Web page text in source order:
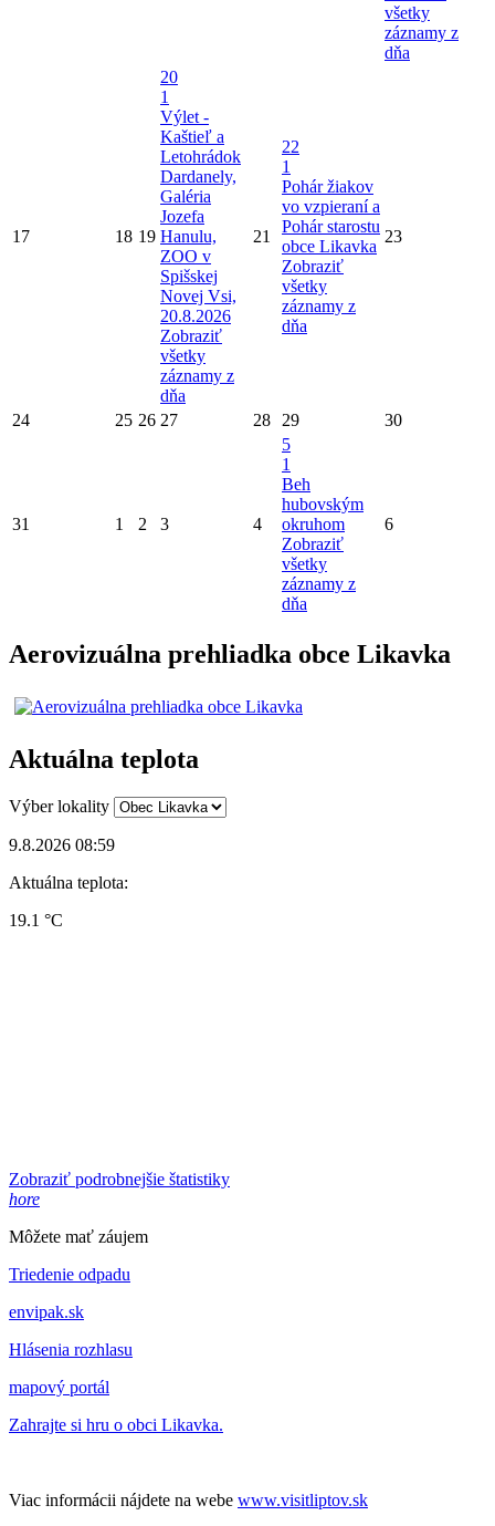
všetky
záznamy z
dňa
17 18 19
20
1
Výlet -
Kaštieľ a
Letohrádok
Dardanely,
Galéria
Jozefa
Hanulu,
ZOO v
Spišskej
Novej Vsi,
20.8.2026
Zobraziť
všetky
záznamy z
dňa
21
22
1
Pohár žiakov
vo vzpieraní a
Pohár starostu
obce Likavka
Zobraziť
všetky
záznamy z
dňa
23
24 25 26 27 28 29 30
31 1 2 3 4
5
1
Beh
hubovským
okruhom
Zobraziť
všetky
záznamy z
dňa
6
Aerovizuálna prehliadka obce Likavka
Aktuálna teplota
Výber lokality
9.8.2026 08:59
Aktuálna teplota:
19.1 °C
Zobraziť podrobnejšie štatistiky
hore
Môžete mať záujem
Triedenie odpadu
envipak.sk
Hlásenia rozhlasu
mapový portál
Zahrajte si hru o obci Likavka.
Viac informácii nájdete na webe www.visitliptov.sk